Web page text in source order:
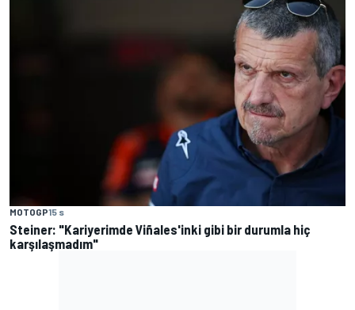
MOTOGP15 s
Steiner: "Kariyerimde Viñales'inki gibi bir durumla hiç
karşılaşmadım"